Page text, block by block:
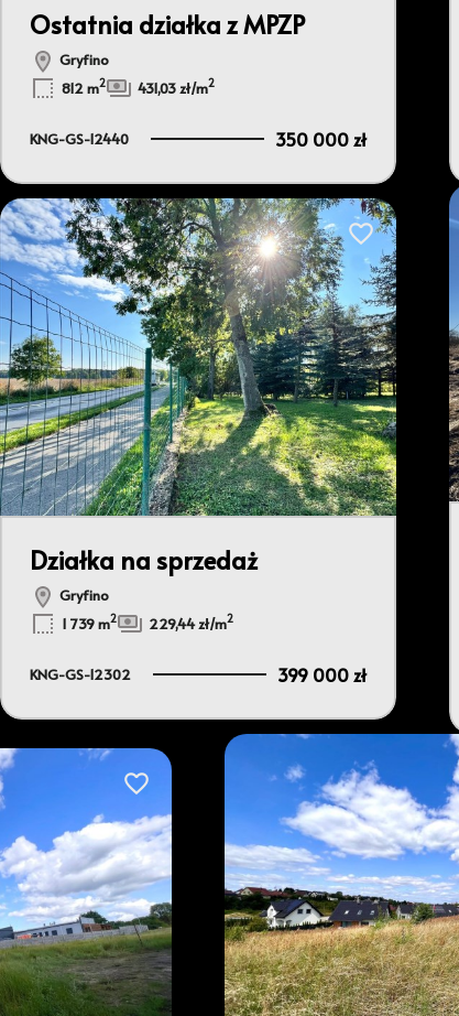
Ostatnia działka z MPZP
Gryfino
812 m2 431,03 zł/m2
KNG-GS-12440 350 000 zł
Dodaj do
Działka na sprzedaż
Gryfino
1 739 m2 229,44 zł/m2
KNG-GS-12302 399 000 zł
Dodaj do ulubionych